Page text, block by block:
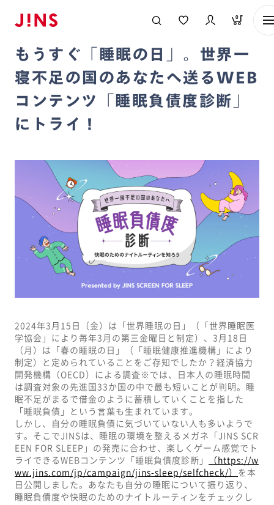
0
もうすぐ「睡眠の日」。世界一寝
2024/03/12
もうすぐ「睡眠の日」。世界一
寝不足の国のあなたへ送るWEB
コンテンツ「睡眠負債度診断」
にトライ！
2024年3月15日（金）は「世界睡眠の日」（「世界睡眠医
学協会」により毎年3月の第三金曜日と制定）、3月18日
（月）は「春の睡眠の日」（「睡眠健康推進機構」により
制定）と定められていることをご存知でしたか？経済協力
開発機構（OECD）による調査※では、日本人の睡眠時間
は調査対象の先進国33か国の中で最も短いことが判明。睡
眠不足がまるで借金のように蓄積していくことを指した
「睡眠負債」という言葉も生まれています。
しかし、自分の睡眠負債に気づいていない人も多いようで
す。そこでJINSは、睡眠の環境を整えるメガネ「JINS SCR
EEN FOR SLEEP」の発売に合わせ、楽しくゲーム感覚でト
ライできるWEBコンテンツ「睡眠負債度診断」
（https://w
ww.jins.com/jp/campaign/jins-sleep/selfcheck/） を本
日公開しました。あなたも自分の睡眠について振り返り、
睡眠負債度や快眠のためのナイトルーティンをチェックし